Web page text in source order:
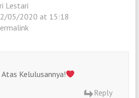
Lestari
05/2020 at 15:18
Kelulusannya!
Reply